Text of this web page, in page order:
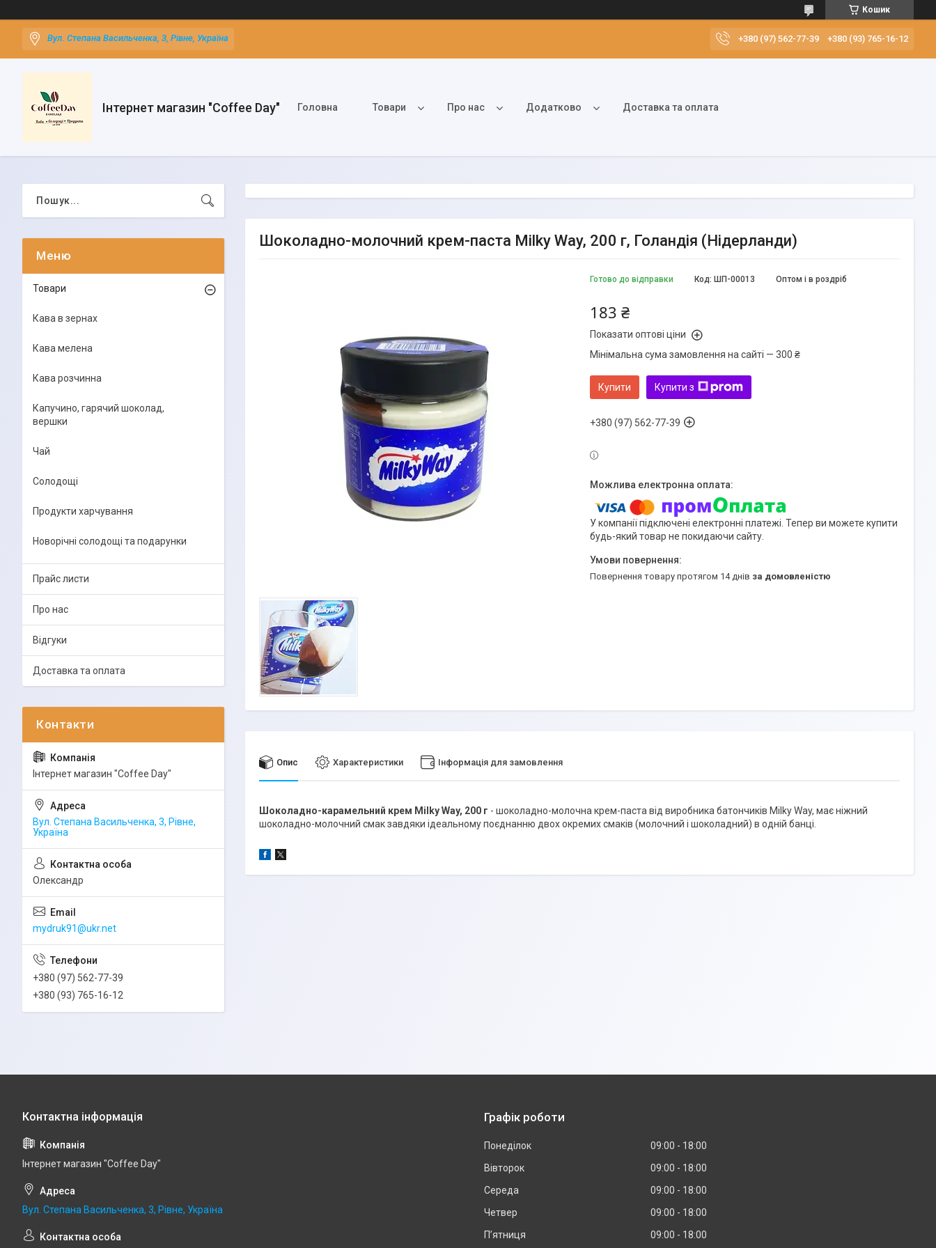
Кошик
Вул. Степана Васильченка, 3, Рівне, Україна +380 (97) 562-77-39 +380 (93) 765-16-12
Інтернет магазин "Coffee Day" Головна Товари Про нас Додатково Доставка та оплата
Шоколадно-молочний крем-паста Milky Way, 200 г, Голандія (Нідерланди)
Готово до відправки Оптом і в роздріб
Код: ШП-00013
183 ₴
Показати оптові ціни
Мінімальна сума замовлення на сайті — 300 ₴
Купити Купити з
+380 (97) 562-77-39
У компанії підключені електронні платежі. Тепер ви можете купити
будь-який товар не покидаючи сайту.
повернення товару протягом 14 днів за домовленістю
Опис Характеристики Інформація для замовлення
Шоколадно-карамельний крем Milky Way, 200 г - шоколадно-молочна крем-паста від виробника батончиків Milky Way, має ніжний
шоколадно-молочний смак завдяки ідеальному поєднанню двох окремих смаків (молочний і шоколадний) в одній банці.
Товари
Кава в зернах
Кава мелена
Кава розчинна
Капучино, гарячий шоколад,
вершки
Чай
Солодощі
Продукти харчування
Новорічні солодощі та подарунки
Прайс листи
Про нас
Відгуки
Доставка та оплата
Інтернет магазин "Coffee Day"
Вул. Степана Васильченка, 3, Рівне,
Україна
Олександр
mydruk91@ukr.net
+380 (97) 562-77-39
+380 (93) 765-16-12
Інтернет магазин "Coffee Day"
Вул. Степана Васильченка, 3, Рівне, Україна
Графік роботи
Понеділок 09:00
18:00
Вівторок
09:00
18:00
Середа
09:00
18:00
Четвер
09:00
18:00
Пʼятниця
09:00 18:00